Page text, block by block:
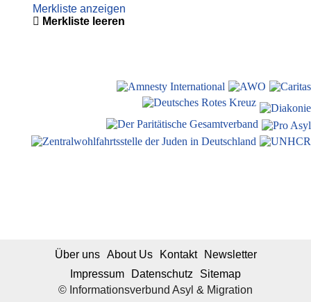
Merkliste anzeigen
Merkliste leeren
© Informationsverbund Asyl & Migration
Über uns About Us Kontakt
Newsletter
Impressum
Datenschutz Sitemap